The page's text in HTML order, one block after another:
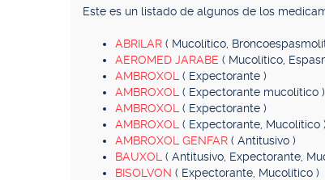
Este es un listado de algunos de los
ABRILAR ( Mucolítico,
AEROMED JARABE ( Mucolítico,
AMBROXOL ( Expectorante )
AMBROXOL ( Expectorante mucolítico )
AMBROXOL ( Expectorante )
AMBROXOL ( Expectorante, Mucolítico
AMBROXOL GENFAR ( Antitusivo )
BAUXOL ( Antitusivo, Expectorante,
BISOLVON ( Expectorante, Mucolítico )